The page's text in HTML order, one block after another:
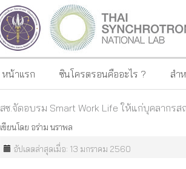
หน้าแรก ซินโครตรอนคืออะไร ? สำ
สซ.จัดอบรม Smart Work Life ให้แก่บุคลากรส
เขียนโดย อร่าม นราพล
อัปเดตล่าสุดเมื่อ: 13 มกราคม 2560